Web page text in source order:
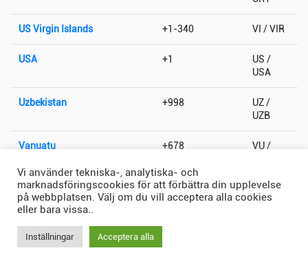
US Virgin Islands +1-340 VI / VIR
USA +1
US /
USA
Uzbekistan +998
UZ /
UZB
Vanuatu +678
VU /
Vatikanstaten +379 VA / VAT
Vi använder tekniska-, analytiska- och
marknadsföringscookies för att förbättra din upplevelse
på webbplatsen. Välj om du vill acceptera alla cookies
eller bara vissa..
Inställningar Acceptera alla